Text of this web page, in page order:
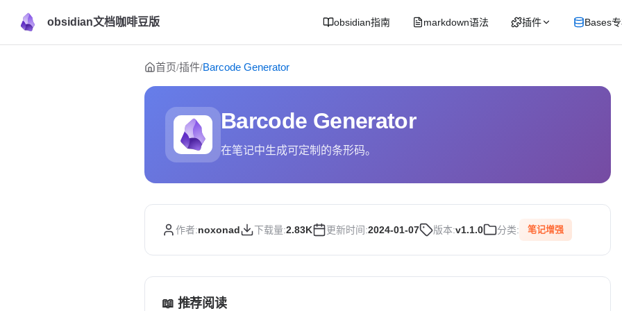
obsidian文档咖啡豆版 obsidian指南 markdown语法 插件 Bases
Skip to content
首页/插件/Barcode Generator
Barcode Generator
在笔记中生成可定制的条形码。
作者:noxonad 下载量:2.83K 更新时间:2024-01-07 版本:v1.1.0 分类: 笔记增强
📖 推荐阅读